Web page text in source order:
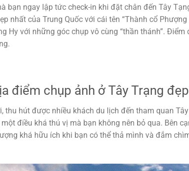
bạn ngay lập tức check-in khi đặt chân đến Tây
nhất của Trung Quốc với cái tên “Thành cổ Phượng
Hy với những góc chụp vô cùng “thần thánh”. Điểm
điểm chụp ảnh ở Tây Trạng đẹp
thu hút được nhiều khách du lịch đến tham quan
điều khá thú vị mà bạn không nên bỏ qua. Bên
khá hữu ích khi bạn có thể thả mình và đắm